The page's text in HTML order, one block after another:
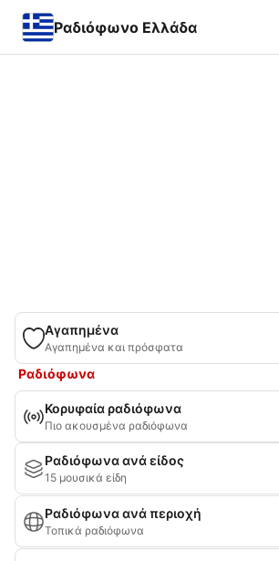
Ραδιόφωνο Ελλάδα
Αγαπημένα
Αγαπημένα και πρόσφατα
Ραδιόφωνα
Κορυφαία ραδιόφωνα
Πιο ακουσμένα ραδιόφωνα
Ραδιόφωνα ανά είδος
15 μουσικά είδη
Ραδιόφωνα ανά περιοχή
Τοπικά ραδιόφωνα